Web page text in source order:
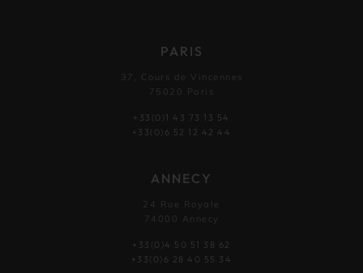
PARIS
37, Cours de Vincennes
75020 Paris
+33(0)1 43 73 13 54
+33(0)6 52 12 42 44
ANNECY
24 Rue Royale
74000 Annecy
+33(0)4 50 51 38 62
+33(0)6 28 40 55 34